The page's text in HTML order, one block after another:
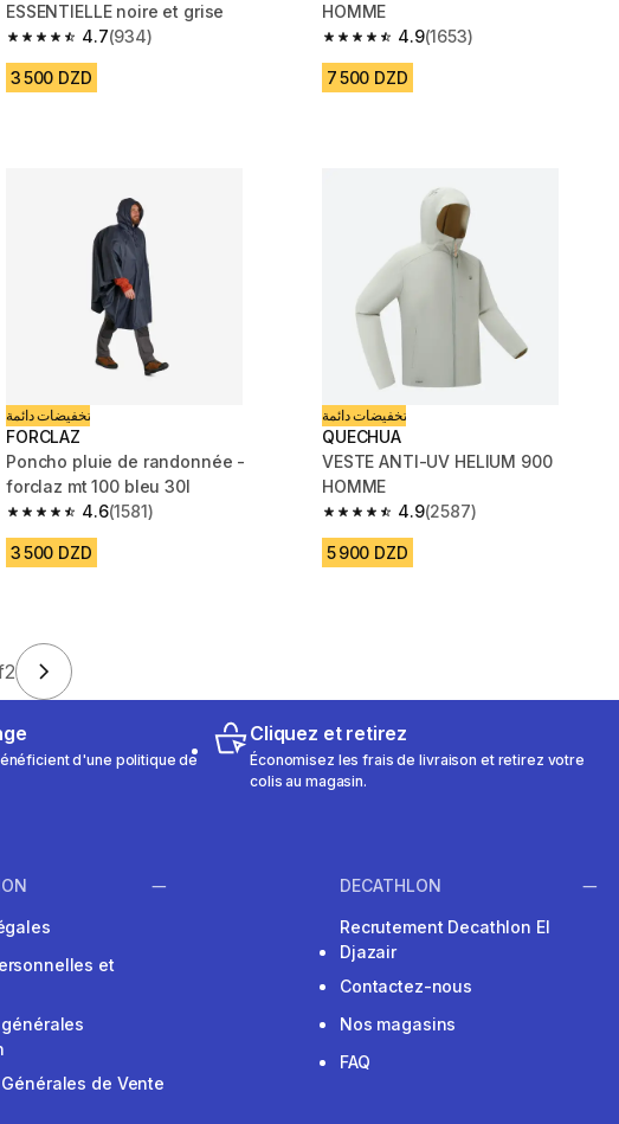
ESSENTIELLE noire et grise
4.7
4.7 out of 5 stars from 934 reviews
(934)
3 500 DZD
HOMME
4.9
4.9 out of 5 stars from 1653 reviews
(1653)
7 500 DZD
تخفيضات دائمة
FORCLAZ
Poncho pluie de randonnée -
forclaz mt 100 bleu 30l
4.6
4.6 out of 5 stars from 1581 reviews
(1581)
3 500 DZD
تخفيضات دائمة
QUECHUA
VESTE ANTI-UV HELIUM 900
HOMME
4.9
4.9 out of 5 stars from 2587 reviews
(2587)
5 900 DZD
2
d'une politique de
Cliquez et retirez
Économisez les frais de livraison et retirez votre
colis au magasin.
et
de Vente
DECATHLON
Recrutement Decathlon El
Djazair
Contactez-nous
Nos magasins
FAQ